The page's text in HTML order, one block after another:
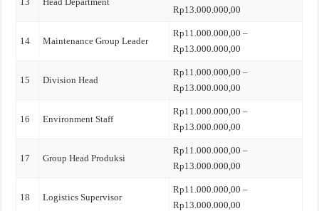
Rp13.000.000,00
14 Maintenance Group Leader
Rp11.000.000,00 –
Rp13.000.000,00
15 Division Head
Rp11.000.000,00 –
Rp13.000.000,00
16 Environment Staff
Rp11.000.000,00 –
Rp13.000.000,00
17 Group Head Produksi
Rp11.000.000,00 –
Rp13.000.000,00
18 Logistics Supervisor
Rp11.000.000,00 –
Rp13.000.000,00